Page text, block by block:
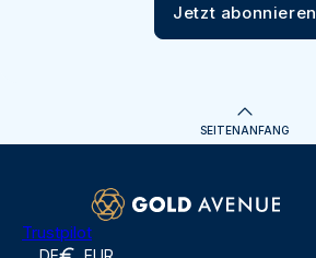
Jetzt abonnieren
SEITENANFANG
Trustpilot